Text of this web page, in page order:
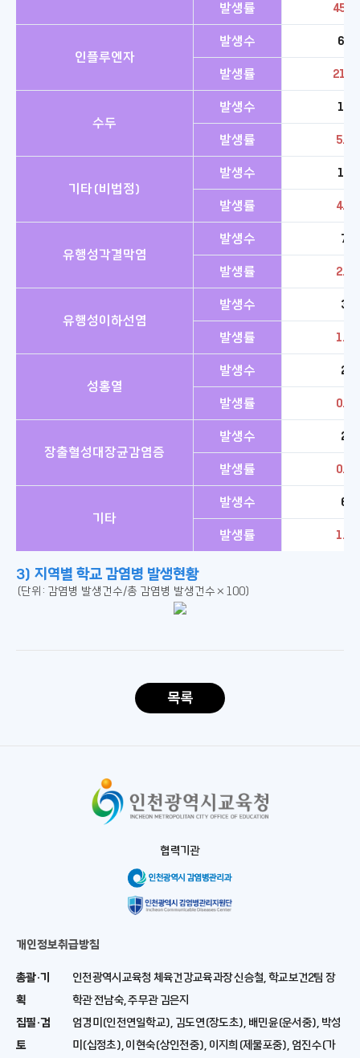
발생률 45.8
인플루엔자
발생수 65
발생률 21.1
수두
발생수 18
발생률 5.8
기타(비법정)
발생수 14
발생률 4.5
유행성각결막염
발생수 7
발생률 2.3
유행성이하선염
발생수 3
발생률 1.0
성홍열
발생수 2
발생률 0.6
장출혈성대장균감염증
발생수 2
발생률 0.6
기타
발생수 6
발생률 1.9
3) 지역별 학교 감염병 발생현황
(단위: 감염병 발생건수/총 감염병 발생건수×100)
목록
협력기관
개인정보취급방침
인천광역시교육청 체육건강교육과장 신승철, 학교보건2팀 장
학관 전남숙, 주무관 김은지
엄경미(인천연일학교), 김도연(장도초), 배민윤(운서중), 박성
미(십정초), 이현숙(상인천중), 이지희(제물포중), 엄진수(가